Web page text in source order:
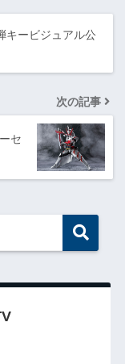
キービジュアル公
次の記事
セ